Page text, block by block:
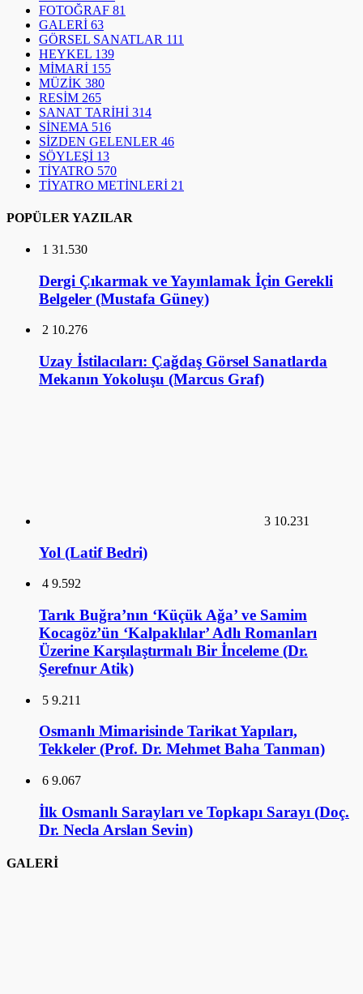
FOTOĞRAF 81
GALERİ 63
GÖRSEL SANATLAR 111
HEYKEL 139
MİMARİ 155
MÜZİK 380
RESİM 265
SANAT TARİHİ 314
SİNEMA 516
SİZDEN GELENLER 46
SÖYLEŞİ 13
TİYATRO 570
TİYATRO METİNLERİ 21
POPÜLER YAZILAR
1 31.530
Dergi Çıkarmak ve Yayınlamak İçin Gerekli
Belgeler (Mustafa Güney)
2 10.276
Uzay İstilacıları: Çağdaş Görsel Sanatlarda
Mekanın Yokoluşu (Marcus Graf)
3 10.231
Yol (Latif Bedri)
4 9.592
Tarık Buğra’nın ‘Küçük Ağa’ ve Samim
Kocagöz’ün ‘Kalpaklılar’ Adlı Romanları
Üzerine Karşılaştırmalı Bir İnceleme (Dr.
Şerefnur Atik)
5 9.211
Osmanlı Mimarisinde Tarikat Yapıları,
Tekkeler (Prof. Dr. Mehmet Baha Tanman)
6 9.067
İlk Osmanlı Sarayları ve Topkapı Sarayı (Doç.
Dr. Necla Arslan Sevin)
GALERİ